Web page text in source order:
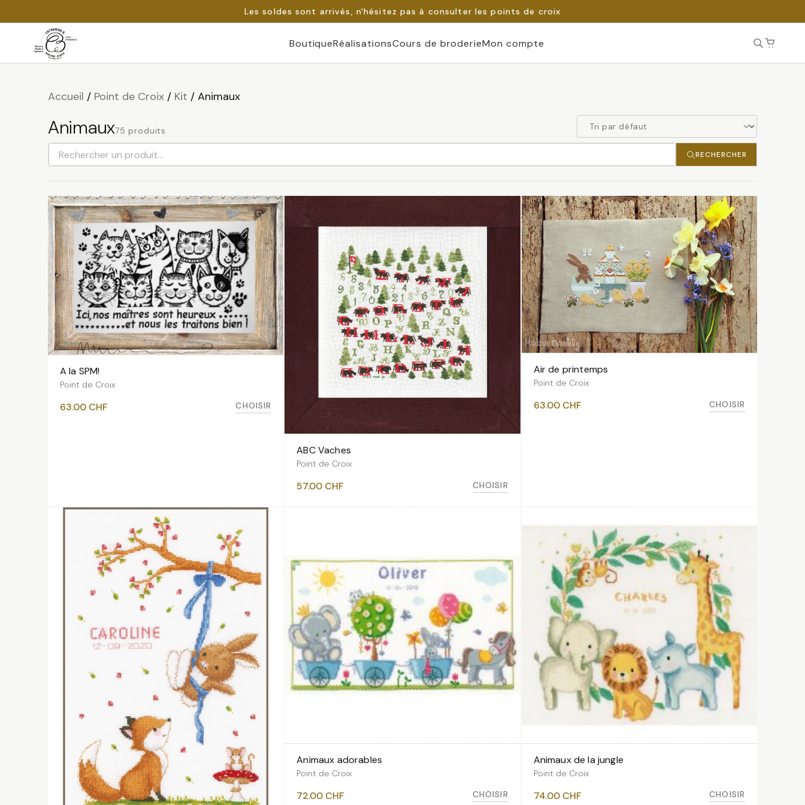
Les soldes sont arrivés, n'hésitez pas à consulter les points de croix
Passer
BoutiqueRéalisationsCours de broderieMon compte
Accueil / Point de Croix / Kit / Animaux
Animaux75 produits
Rechercher
un
produit
RECHERCHER
A la SPM!
Point de Croix
63.00 CHF CHOISIR
ABC Vaches
Point de Croix
57.00 CHF CHOISIR
VOIR LES VARIANTES
Air de printemps
Point de Croix
63.00 CHF CHOISIR
VOIR LES VARIANTES
Animaux adorables
Point de Croix
72.00 CHF CHOISIR
VOIR LES VARIANTES
Animaux de la jungle
Point de Croix
74.00 CHF CHOISIR